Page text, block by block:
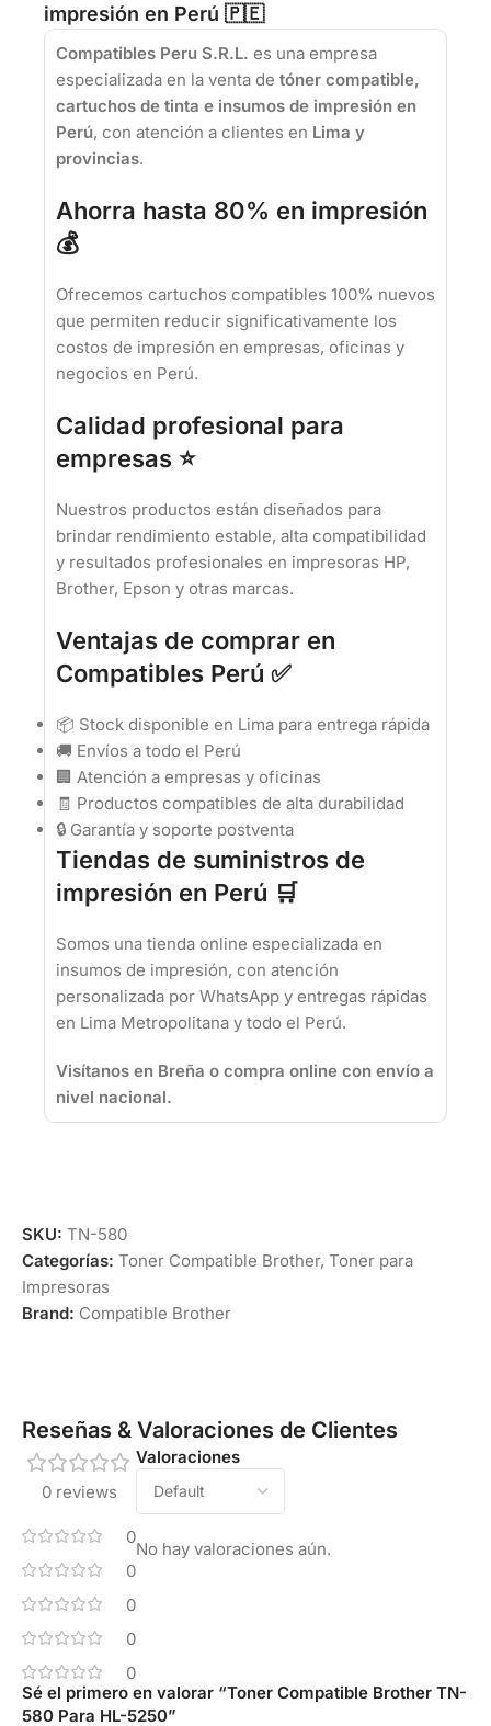
impresión en Perú 🇵🇪
Compatibles Peru S.R.L. es una empresa
especializada en la venta de tóner compatible,
cartuchos de tinta e insumos de impresión en
Perú, con atención a clientes en Lima y
provincias.
Ahorra hasta 80% en impresión
💰
Ofrecemos cartuchos compatibles 100% nuevos
que permiten reducir significativamente los
costos de impresión en empresas, oficinas y
negocios en Perú.
Calidad profesional para
empresas ⭐
Nuestros productos están diseñados para
brindar rendimiento estable, alta compatibilidad
y resultados profesionales en impresoras HP,
Brother, Epson y otras marcas.
Ventajas de comprar en
Compatibles Perú ✅
📦 Stock disponible en Lima para entrega rápida
🚚 Envíos a todo el Perú
🏢 Atención a empresas y oficinas
🧾 Productos compatibles de alta durabilidad
🔒 Garantía y soporte postventa
Tiendas de suministros de
impresión en Perú 🛒
Somos una tienda online especializada en
insumos de impresión, con atención
personalizada por WhatsApp y entregas rápidas
en Lima Metropolitana y todo el Perú.
Visítanos en Breña o compra online con envío a
nivel nacional.
SKU: TN-580
Categorías: Toner Compatible Brother, Toner para
Impresoras
Brand: Compatible Brother
Reseñas & Valoraciones de Clientes
0 reviews
0
0
0
0
0
Valoraciones
No hay valoraciones aún.
Sé el primero en valorar “Toner Compatible Brother TN-
580 Para HL-5250”